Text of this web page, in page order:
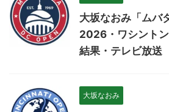
大坂なおみ「ムバ
2026・ワシント
結果・テレビ放送
大坂なおみ